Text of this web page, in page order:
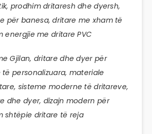
prodhim dritaresh dhe dyersh,
për banesa, dritare me xham të
energjie me dritare PVC
Gjilan, dritare dhe dyer për
të personalizuara, materiale
sisteme moderne të dritareve,
dhe dyer, dizajn modern për
shtëpie dritare të reja